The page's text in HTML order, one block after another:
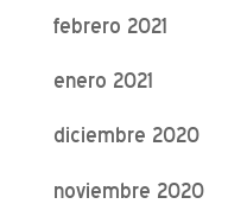
febrero 2021
enero 2021
diciembre 2020
noviembre 2020